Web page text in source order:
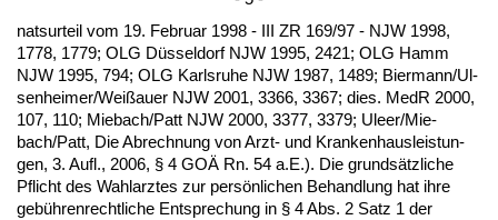
nats­ur­teil vom 19. Fe­bru­ar 1998 - III ZR 169/97 - NJW 1998,
1778, 1779; OLG Düssel­dorf NJW 1995, 2421; OLG Hamm
NJW 1995, 794; OLG Karls­ru­he NJW 1987, 1489; Bier­mann/Ul­
sen­hei­mer/Weißau­er NJW 2001, 3366, 3367; dies. Me­dR 2000,
107, 110; Mie­bach/Patt NJW 2000, 3377, 3379; Uleer/Mie-
bach/Patt, Die Ab­rech­nung von Arzt- und Kran­ken­haus­leis­tun­
gen, 3. Aufl., 2006, § 4 GOÄ Rn. 54 a.E.). Die grundsätz­li­che
Pflicht des Wahl­arz­tes zur persönli­chen Be­hand­lung hat ih­re
gebühren­recht­li­che Ent­spre­chung in § 4 Abs. 2 Satz 1 der